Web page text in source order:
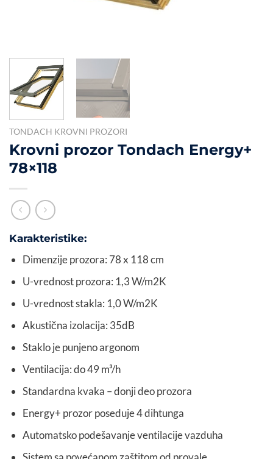
TONDACH KROVNI PROZORI
Krovni prozor Tondach Energy+
78×118
Karakteristike:
Dimenzije prozora: 78 x 118 cm
U-vrednost prozora: 1,3 W/m2K
U-vrednost stakla: 1,0 W/m2K
Akustična izolacija: 35dB
Staklo je punjeno argonom
Ventilacija: do 49 m³/h
Standardna kvaka – donji deo prozora
Energy+ prozor poseduje 4 dihtunga
Automatsko podešavanje ventilacije vazduha